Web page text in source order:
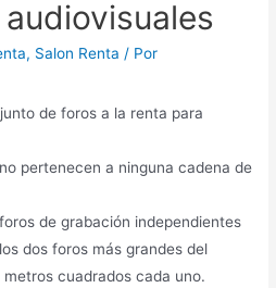
, Salon Renta / Por
de foros a la renta para
pertenecen a ninguna cadena de
de grabación independientes
dos foros más grandes del
cuadrados cada uno.